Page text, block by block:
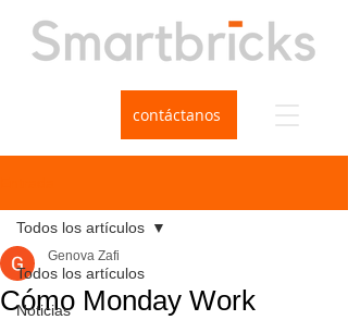
contáctanos
Todos los artículos
Noticias
Todos los artículos
Cómo Monday Work
Genova Zafi